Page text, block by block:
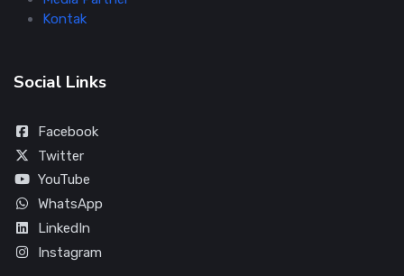
Kontak
Social Links
Facebook
Twitter
YouTube
WhatsApp
LinkedIn
Instagram